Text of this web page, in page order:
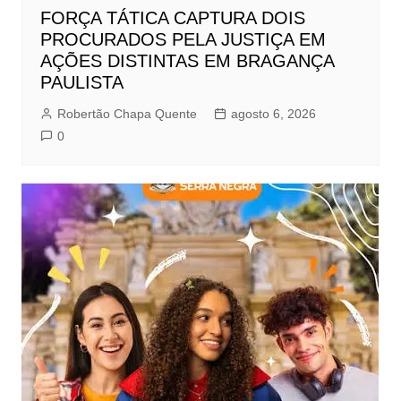
FORÇA TÁTICA CAPTURA DOIS
PROCURADOS PELA JUSTIÇA EM
AÇÕES DISTINTAS EM BRAGANÇA
PAULISTA
Robertão Chapa Quente
agosto 6, 2026
0